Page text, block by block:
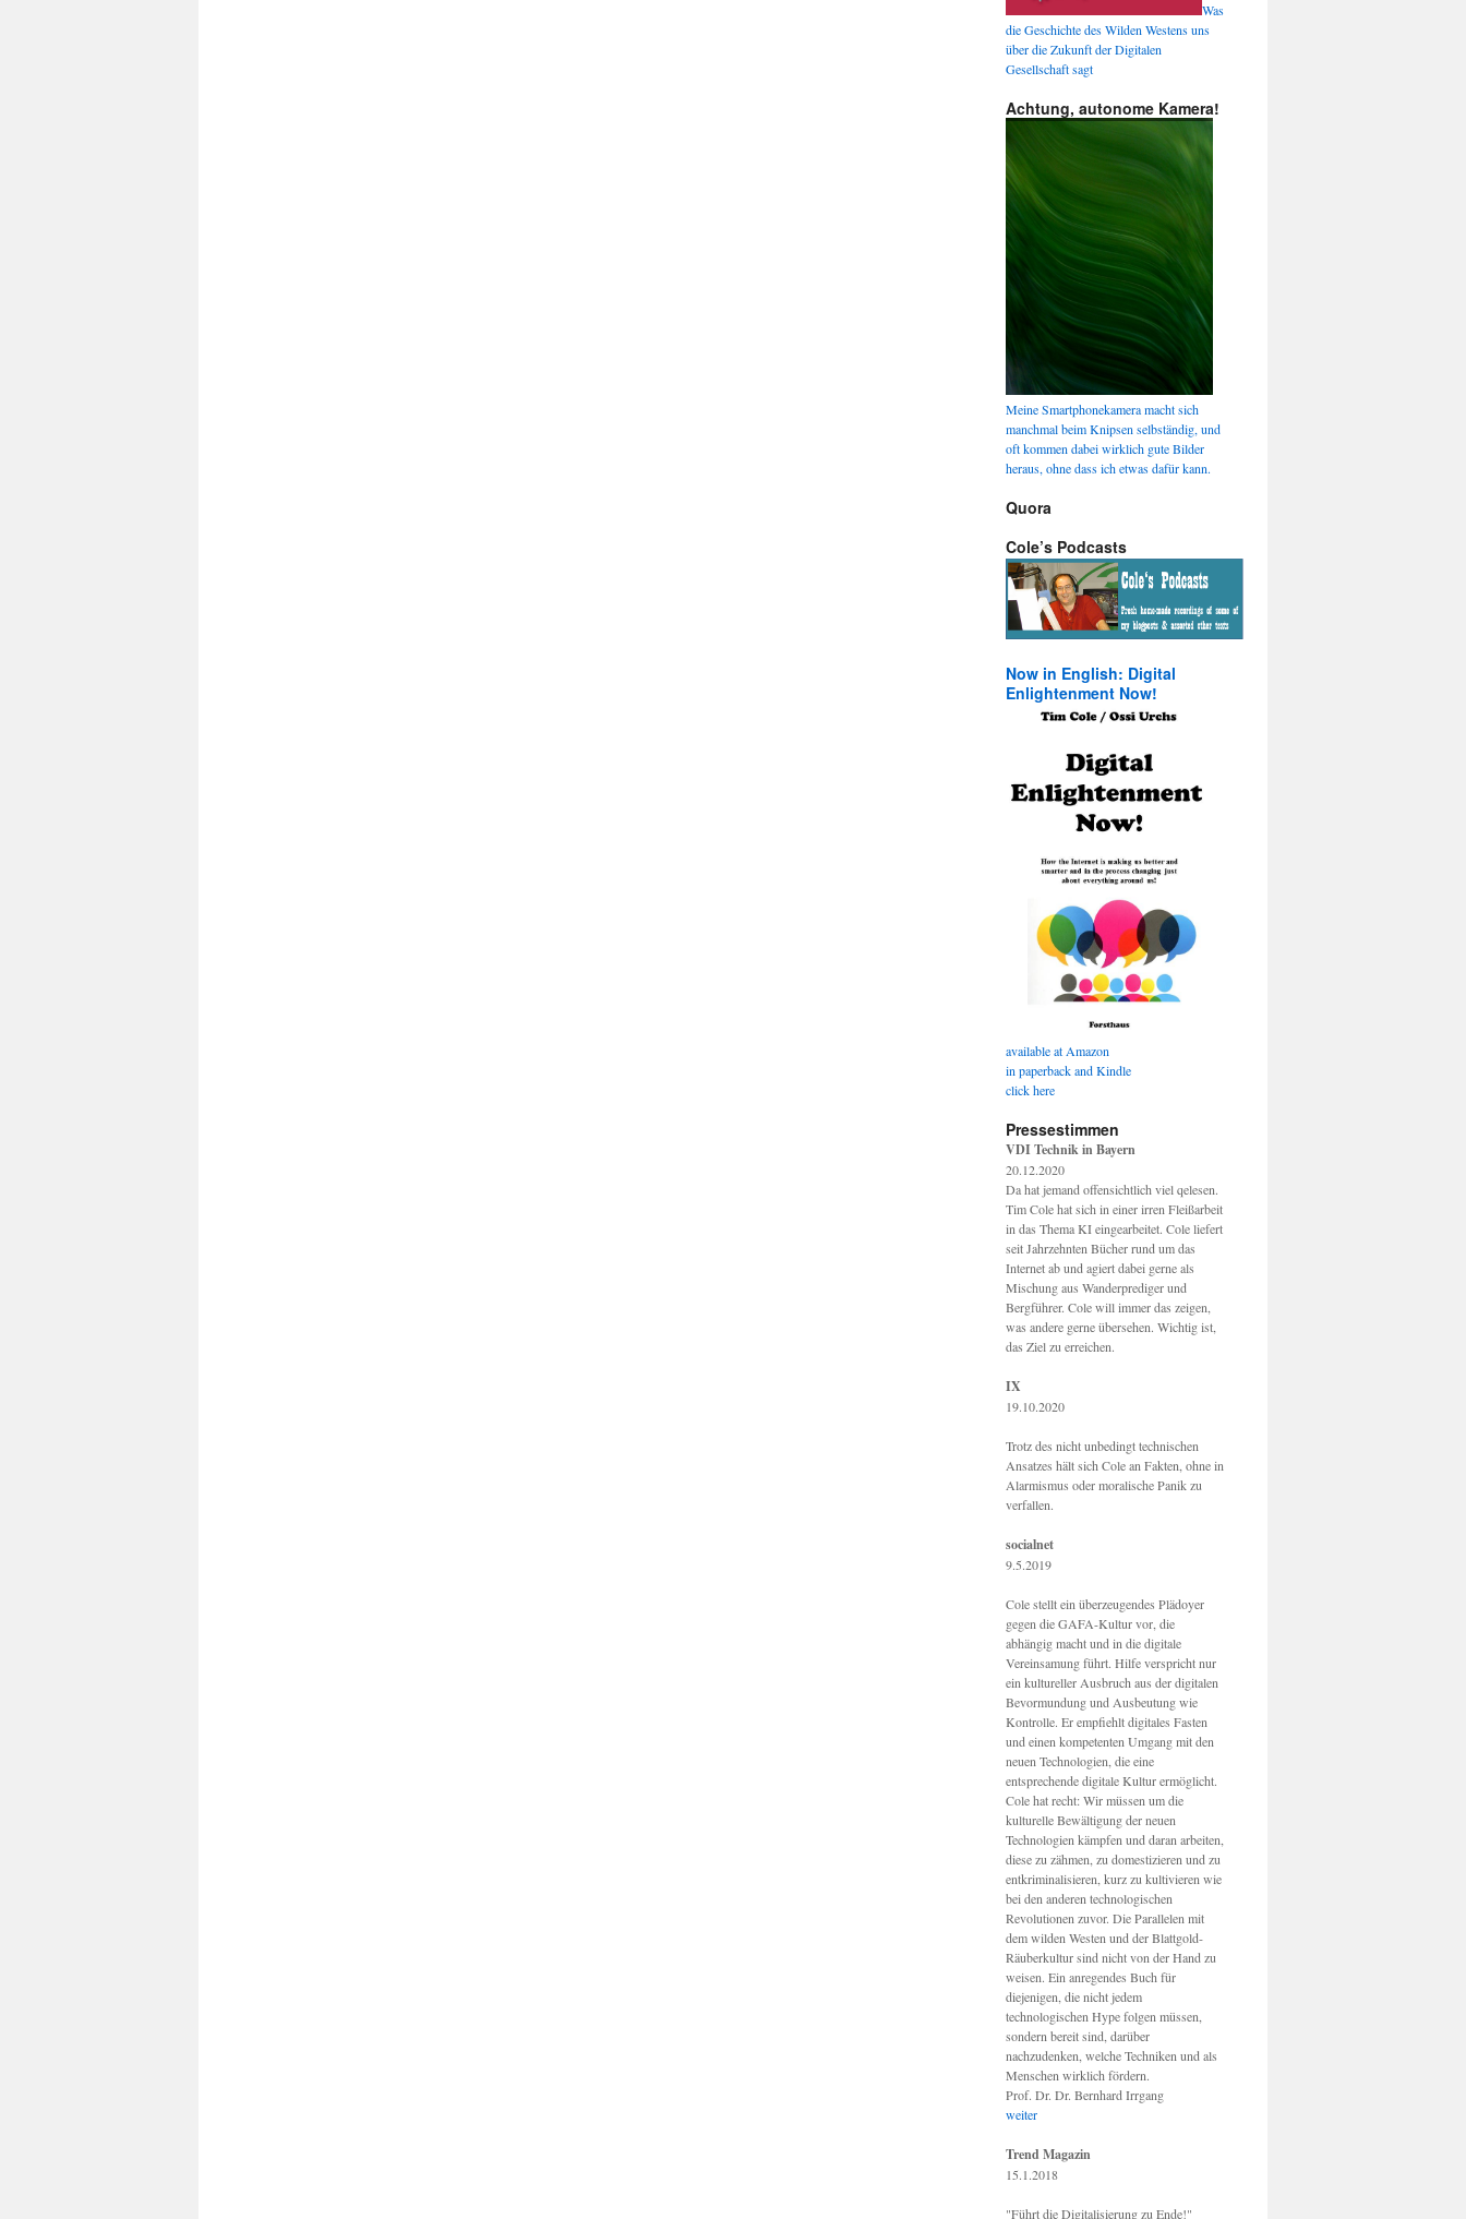
Was
die Geschichte des Wilden Westens uns
über die Zukunft der Digitalen
Gesellschaft sagt
Achtung, autonome Kamera!
Meine Smartphonekamera macht sich
manchmal beim Knipsen selbständig, und
oft kommen dabei wirklich gute Bilder
heraus, ohne dass ich etwas dafür kann.
Quora
Cole’s Podcasts
Now in English: Digital
Enlightenment Now!
available at Amazon
in paperback and Kindle
click here
Pressestimmen
VDI Technik in Bayern
20.12.2020
Da hat jemand offensichtlich viel qelesen.
Tim Cole hat sich in einer irren Fleißarbeit
in das Thema KI eingearbeitet. Cole liefert
seit Jahrzehnten Bücher rund um das
Internet ab und agiert dabei gerne als
Mischung aus Wanderprediger und
Bergführer. Cole will immer das zeigen,
was andere gerne übersehen. Wichtig ist,
das Ziel zu erreichen.
IX
19.10.2020
Trotz des nicht unbedingt technischen
Ansatzes hält sich Cole an Fakten, ohne in
Alarmismus oder moralische Panik zu
verfallen.
socialnet
9.5.2019
Cole stellt ein überzeugendes Plädoyer
gegen die GAFA-Kultur vor, die
abhängig macht und in die digitale
Vereinsamung führt. Hilfe verspricht nur
ein kultureller Ausbruch aus der digitalen
Bevormundung und Ausbeutung wie
Kontrolle. Er empfiehlt digitales Fasten
und einen kompetenten Umgang mit den
neuen Technologien, die eine
entsprechende digitale Kultur ermöglicht.
Cole hat recht: Wir müssen um die
kulturelle Bewältigung der neuen
Technologien kämpfen und daran arbeiten,
diese zu zähmen, zu domestizieren und zu
entkriminalisieren, kurz zu kultivieren wie
bei den anderen technologischen
Revolutionen zuvor. Die Parallelen mit
dem wilden Westen und der Blattgold-
Räuberkultur sind nicht von der Hand zu
weisen. Ein anregendes Buch für
diejenigen, die nicht jedem
technologischen Hype folgen müssen,
sondern bereit sind, darüber
nachzudenken, welche Techniken und als
Menschen wirklich fördern.
Prof. Dr. Dr. Bernhard Irrgang
weiter
Trend Magazin
15.1.2018
"Führt die Digitalisierung zu Ende!"